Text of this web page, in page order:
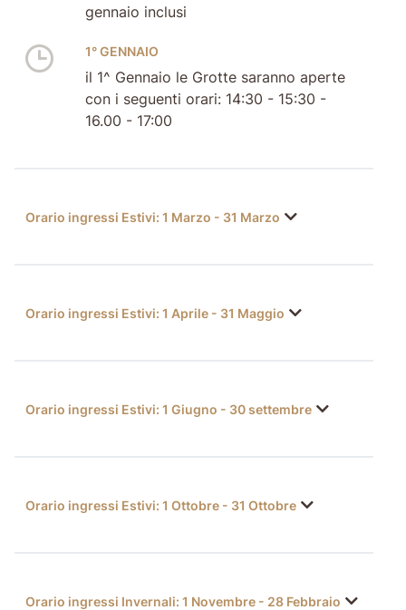
gennaio inclusi
1° GENNAIO
il 1^ Gennaio le Grotte saranno aperte
con i seguenti orari: 14:30 - 15:30 -
16.00 - 17:00
Orario ingressi Estivi: 1 Marzo - 31 Marzo
Orario ingressi Estivi: 1 Aprile - 31 Maggio
Orario ingressi Estivi: 1 Giugno - 30 settembre
Orario ingressi Estivi: 1 Ottobre - 31 Ottobre
Orario ingressi Invernali: 1 Novembre - 28 Febbraio